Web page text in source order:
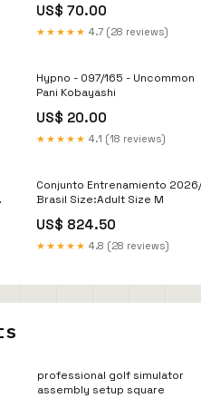
US$ 70.00
★★★★★ 4.7 (28 reviews)
Hypno - 097/165 - Uncommon
Pani Kobayashi
US$ 20.00
★★★★★ 4.1 (18 reviews)
Conjunto Entrenamiento
Brasil Size:Adult Size M
US$ 824.50
★★★★★ 4.8 (28 reviews)
professional golf simulator
assembly setup square